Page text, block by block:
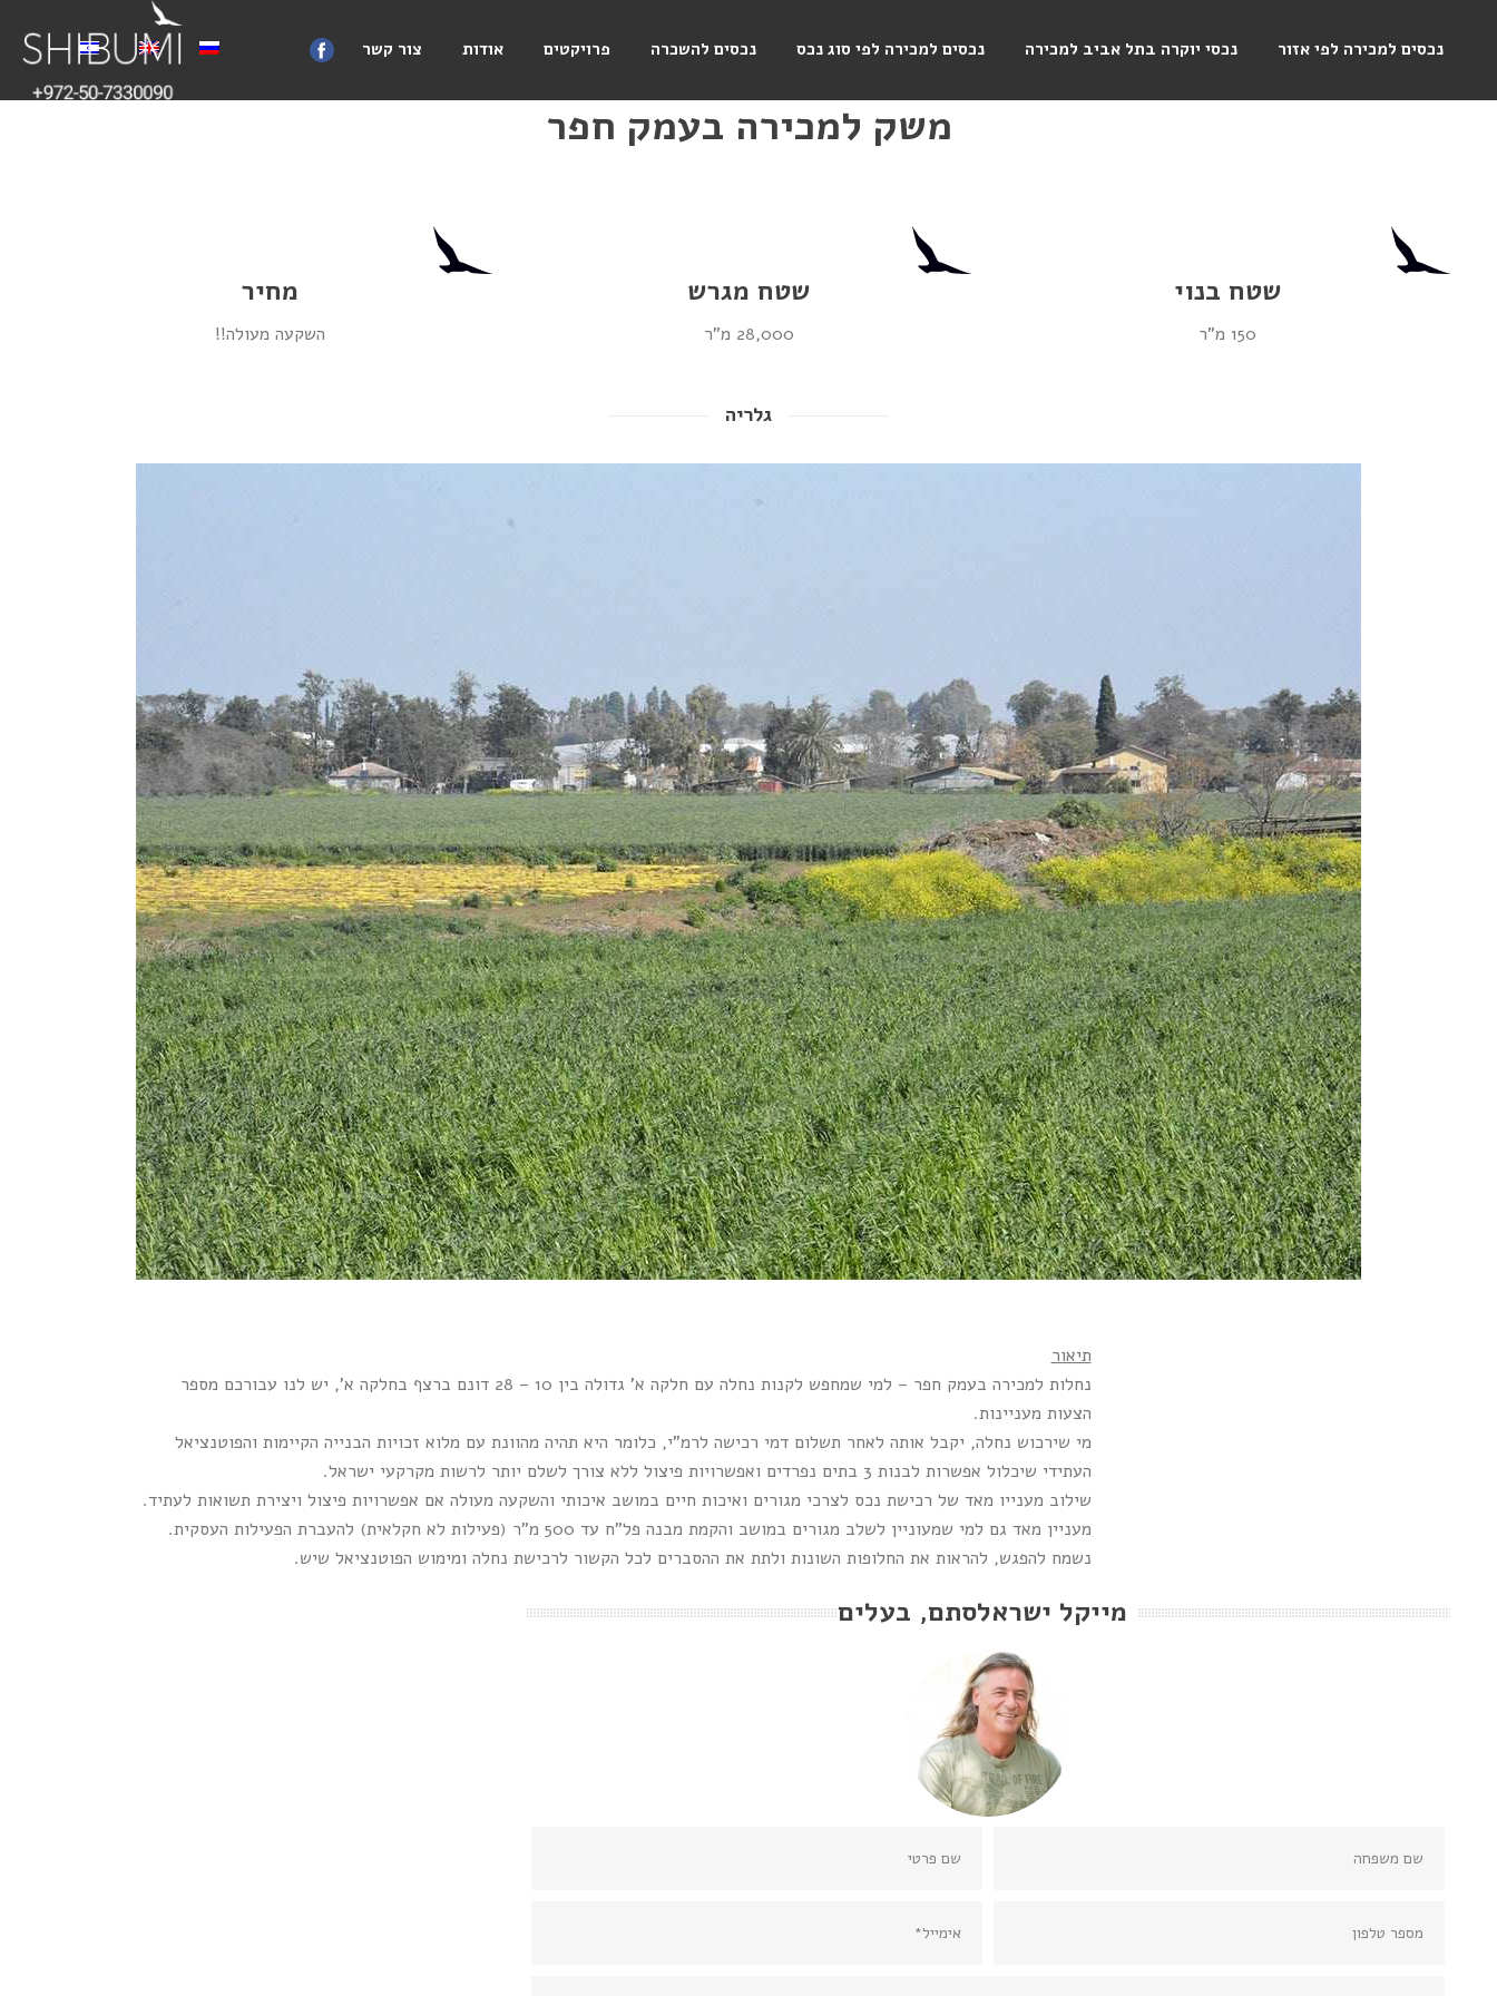
נכסים למכירה לפי אזור נכסי יוקרה בתל אביב למכירה נכסים למכירה לפי סוג נכס נכסים להשכרה פרויקטים אודות צור קשר
משק למכירה בעמק חפר
מחיר
השקעה מעולה!!
שטח מגרש
28,000 מ"ר
שטח בנוי
150 מ"ר
גלריה
תיאור
נחלות למכירה בעמק חפר – למי שמחפש לקנות נחלה עם חלקה א' גדולה בין 10 – 28 דונם ברצף בחלקה א', יש לנו עבורכם מספר
הצעות מעניינות.
מי שירכוש נחלה, יקבל אותה לאחר תשלום דמי רכישה לרמ"י, כלומר היא תהיה מהוונת עם מלוא זכויות הבנייה הקיימות והפוטנציאל
העתידי שיכלול אפשרות לבנות 3 בתים נפרדים ואפשרויות פיצול ללא צורך לשלם יותר לרשות מקרקעי ישראל.
שילוב מענייו מאד של רכישת נכס לצרכי מגורים ואיכות חיים במושב איכותי והשקעה מעולה אם אפשרויות פיצול ויצירת תשואות לעתיד.
מעניין מאד גם למי שמעוניין לשלב מגורים במושב והקמת מבנה פל"ח עד 500 מ"ר (פעילות לא חקלאית) להעברת הפעילות העסקית.
נשמח להפגש, להראות את החלופות השונות ולתת את ההסברים לכל הקשור לרכישת נחלה ומימוש הפוטנציאל שיש.
מייקל ישראלסתם, בעלים